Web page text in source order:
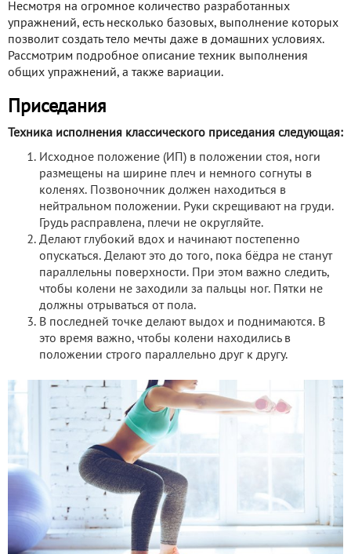
Несмотря на огромное количество разработанных
упражнений, есть несколько базовых, выполнение которых
позволит создать тело мечты даже в домашних условиях.
Рассмотрим подробное описание техник выполнения
общих упражнений, а также вариации.
Приседания
Техника исполнения классического приседания следующая:
Исходное положение (ИП) в положении стоя, ноги
размещены на ширине плеч и немного согнуты в
коленях. Позвоночник должен находиться в
нейтральном положении. Руки скрещивают на груди.
Грудь расправлена, плечи не округляйте.
Делают глубокий вдох и начинают постепенно
опускаться. Делают это до того, пока бёдра не станут
параллельны поверхности. При этом важно следить,
чтобы колени не заходили за пальцы ног. Пятки не
должны отрываться от пола.
В последней точке делают выдох и поднимаются. В
это время важно, чтобы колени находились в
положении строго параллельно друг к другу.